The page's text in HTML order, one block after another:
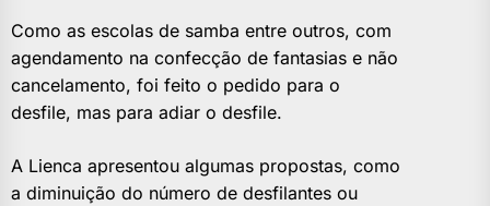
Como as escolas de samba entre outros, com
agendamento na confecção de fantasias e não
cancelamento, foi feito o pedido para o
desfile, mas para adiar o desfile.
A Lienca apresentou algumas propostas, como
a diminuição do número de desfilantes ou